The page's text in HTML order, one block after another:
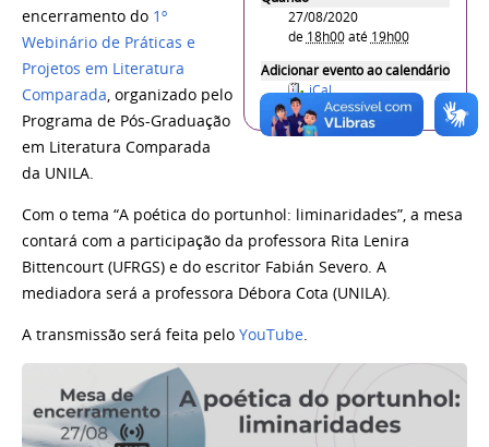
27/08/2020
de 18h00até 19h00
Adicionar evento ao calendário
iCal
encerramento do 1º
Webinário de Práticas e
Projetos em Literatura
Comparada, organizado pelo
Programa de Pós-Graduação
em Literatura Comparada
da UNILA.
Com o tema “A poética do portunhol: liminaridades”, a mesa
contará com a participação da professora Rita Lenira
Bittencourt (UFRGS) e do escritor Fabián Severo. A
mediadora será a professora Débora Cota (UNILA).
A transmissão será feita pelo YouTube.